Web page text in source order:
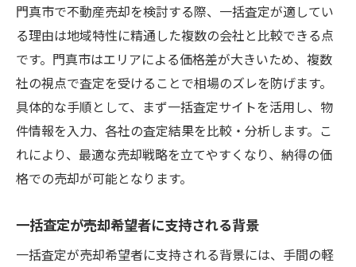
門真市で不動産売却を検討する際、一括査定が適してい
る理由は地域特性に精通した複数の会社と比較できる点
です。門真市はエリアによる価格差が大きいため、複数
社の視点で査定を受けることで相場のズレを防げます。
具体的な手順として、まず一括査定サイトを活用し、物
件情報を入力、各社の査定結果を比較・分析します。こ
れにより、最適な売却戦略を立てやすくなり、納得の価
格での売却が可能となります。
一括査定が売却希望者に支持される背景
一括査定が売却希望者に支持される背景には、手間の軽